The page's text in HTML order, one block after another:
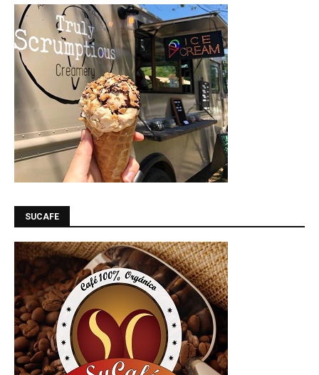
SUCAFE